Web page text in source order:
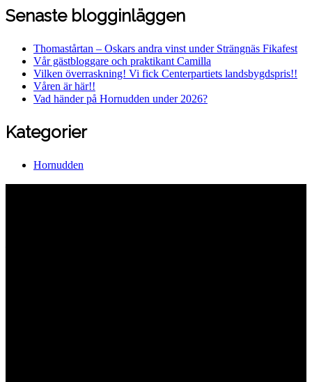
Senaste blogginläggen
Thomastårtan – Oskars andra vinst under Strängnäs Fikafest
Vår gästbloggare och praktikant Camilla
Vilken överraskning! Vi fick Centerpartiets landsbygdspris!!
Våren är här!!
Vad händer på Hornudden under 2026?
Kategorier
Hornudden